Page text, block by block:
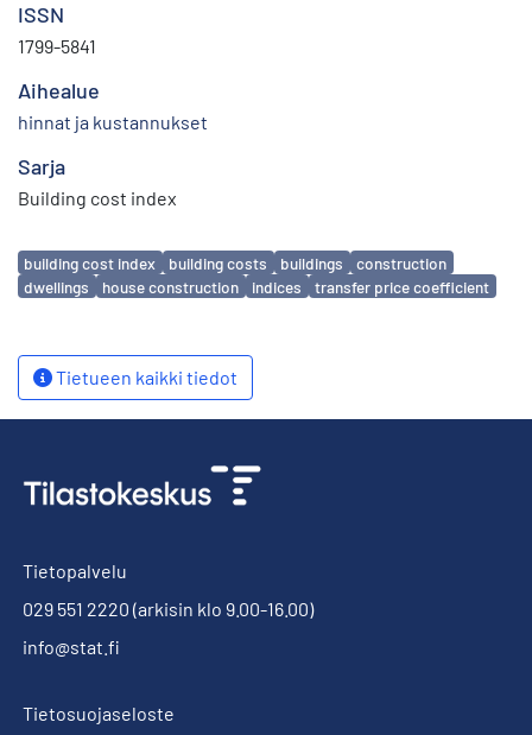
ISSN
1799-5841
Aihealue
hinnat ja kustannukset
Sarja
Building cost index
Avainsanat
building cost index building costs buildings
construction
dwellings
house construction indices transfer price coefficient
Tietueen kaikki tiedot
Tietopalvelu
029 551 2220 (arkisin klo 9.00-16.00)
info@stat.fi
Tietosuojaseloste